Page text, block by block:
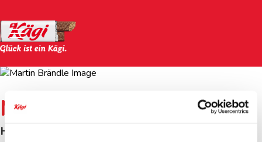
Martin Brändle
Hauswart